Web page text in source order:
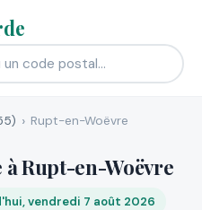
Rupt-en-Woëvre
Rupt-en-Woëvre
vendredi 7 août 2026